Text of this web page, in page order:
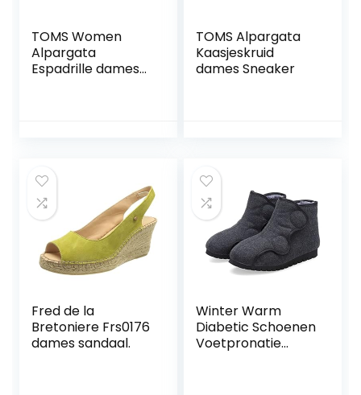
TOMS Women
Alpargata
Espadrille dames
TOMS Alpargata
Kaasjeskruid
dames Sneaker
Fred de la
Bretoniere Frs0176
dames sandaal.
Winter Warm
Diabetic Schoenen
Voetpronatie